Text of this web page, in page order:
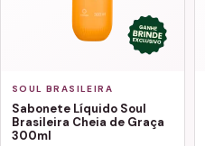
SOUL BRASILEIRA
Sabonete Líquido Soul
Brasileira Cheia de Graça
300ml